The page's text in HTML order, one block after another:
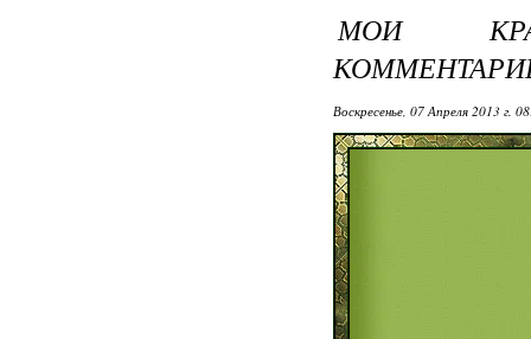
МОИ
Воскресенье, 07 Апреля 2013 г.